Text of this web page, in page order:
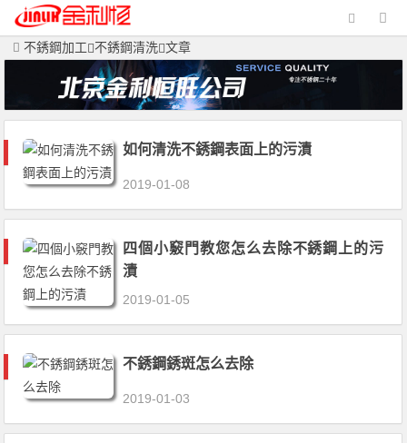
不銹鋼加工 不銹鋼清洗 文章
如何清洗不銹鋼表面上的污漬
2019-01-08
四個小竅門教您怎么去除不銹鋼上的污
漬
2019-01-05
不銹鋼銹斑怎么去除
2019-01-03